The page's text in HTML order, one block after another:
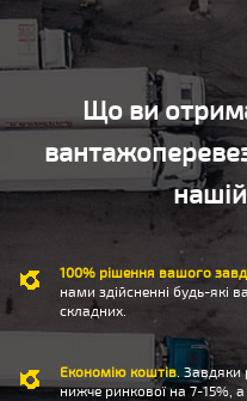
Що ви
100% рішення вашого
нами здійсненні будь-які
складних.
Економію коштів .
нижче ринкової на 7-15%,